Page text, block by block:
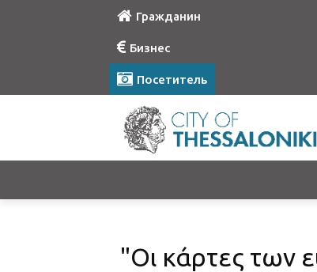
Гражданин
Бизнес
Посетитель
"Οι κάρτες των